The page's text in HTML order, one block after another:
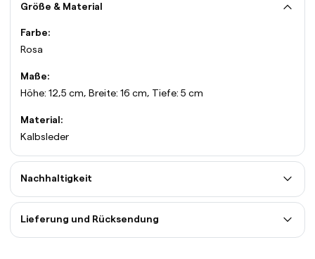
Größe & Material
Farbe:
Rosa
Maße:
Höhe: 12,5 cm, Breite: 16 cm, Tiefe: 5 cm
Material:
Kalbsleder
Nachhaltigkeit
Lieferung und Rücksendung